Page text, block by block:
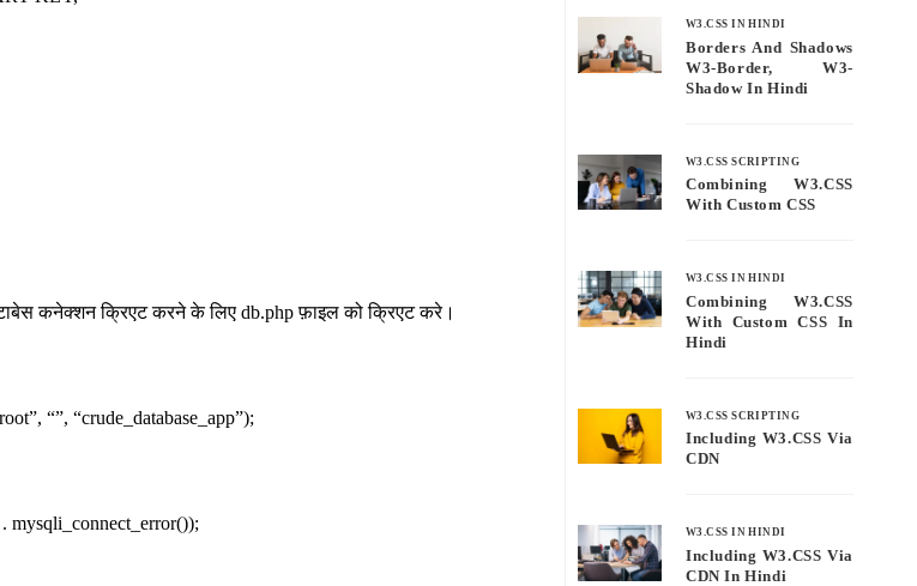
कनेक्शन क्रिएट करने के लिए db.php फ़ाइल को क्रिएट करे।
“”, “crude_database_app”);
mysqli_connect_error());
W3.CSS IN HINDI
Borders And Shadows
W3-Border, W3-
Shadow In Hindi
W3.CSS SCRIPTING
Combining W3.CSS
With Custom CSS
W3.CSS IN HINDI
Combining W3.CSS
With Custom CSS In
Hindi
W3.CSS SCRIPTING
Including W3.CSS Via
CDN
W3.CSS IN HINDI
Including W3.CSS Via
CDN In Hindi